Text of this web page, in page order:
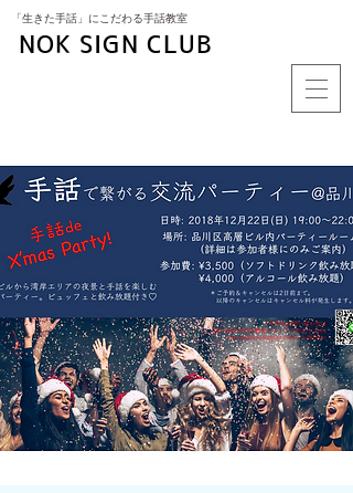
​「生きた手話」にこだわる手話教室
NOK SIGN CLUB